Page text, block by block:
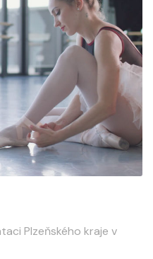
Plzeňského kraje v